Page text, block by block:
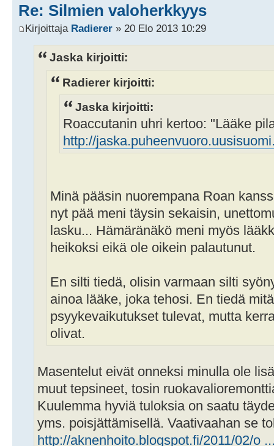
Re: Silmien valoherkkyys
Kirjoittaja Radierer » 20 Elo 2013 10:29
Jaska kirjoitti:
Radierer kirjoitti:
Jaska kirjoitti:
Roaccutanin uhri kertoo: "Lääke
http://
Minä pääsin nuorempana Roan
nyt pää meni täysin sekaisin,
lasku... Hämäränäkö meni myös
heikoksi eikä ole oikein palautunut.
En silti tiedä, olisin varmaan silti
ainoa lääke, joka tehosi. En tiedä
psyykevaikutukset tulevat, mutta
olivat.
Masentelut eivät onneksi minulla ole
muut tepsineet, tosin
Kuulemma hyviä tuloksia on saatu
yms. poisjättämisellä. Vaativaahan se
http://aknenhoito.blogspot.fi/2011/02/o